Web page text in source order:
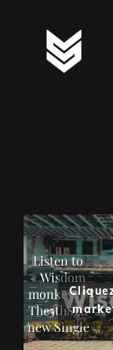
Listen to
« Wisdom
monkeys »
The5thSgt.
new Single